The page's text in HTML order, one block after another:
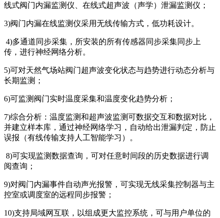
线式阀门内漏监测仪、在线式超声波（声学）泄漏监测仪；
3)阀门内漏在线监测仪采用无线传输方式，低功耗设计。
4)多通道同步采集，所安装的所有传感器同步采集同步上
传，进行神经网络分析。
5)可对天然气场站阀门超声波变化状态与趋势进行动态分析与
长期监测；
6)可监测阀门实时温度采集和温度变化趋势分析；
7)综合分析：温度监测和超声波监测可数据交互和数据对比，
并建立样本库，通过神经网络学习，自动给出泄漏判定，防止
误报（有线传输支持人工智能学习）。
8)可实现监测数据查询，可对任意时间段的历史数据进行调
阅查询；
9)对阀门内漏事件自动声光报警，可实现无线采集控制器与主
控室或调度室的远程同步报警；
10)支持局域网互联，以组成更大监控系统，可与用户单位的